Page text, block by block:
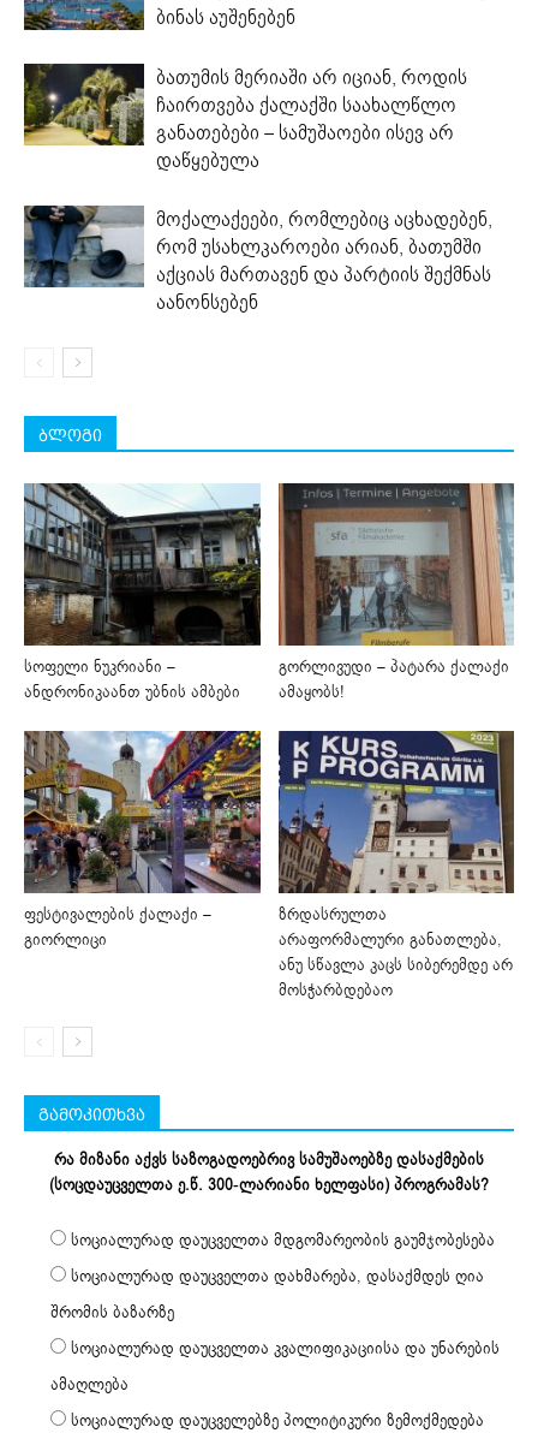
ბინას აუშენებენ
ბათუმის მერიაში არ იციან, როდის
ჩაირთვება ქალაქში საახალწლო
განათებები – სამუშაოები ისევ არ
დაწყებულა
მოქალაქეები, რომლებიც აცხადებენ,
რომ უსახლკაროები არიან, ბათუმში
აქციას მართავენ და პარტიის შექმნას
აანონსებენ
ბლოგი
სოფელი ნუკრიანი –
ანდრონიკაანთ უბნის ამბები
გორლივუდი – პატარა ქალაქი
ამაყობს!
ფესტივალების ქალაქი –
გიორლიცი
ზრდასრულთა
არაფორმალური განათლება,
ანუ სწავლა კაცს სიბერემდე არ
მოსჭარბდებაო
გამოკითხვა
რა მიზანი აქვს საზოგადოებრივ სამუშაოებზე დასაქმების
(სოცდაუცველთა ე.წ. 300-ლარიანი ხელფასი) პროგრამას?
სოციალურად დაუცველთა მდგომარეობის გაუმჯობესება
სოციალურად დაუცველთა დახმარება, დასაქმდეს ღია
შრომის ბაზარზე
სოციალურად დაუცველთა კვალიფიკაციისა და უნარების
ამაღლება
სოციალურად დაუცველებზე პოლიტიკური ზემოქმედება